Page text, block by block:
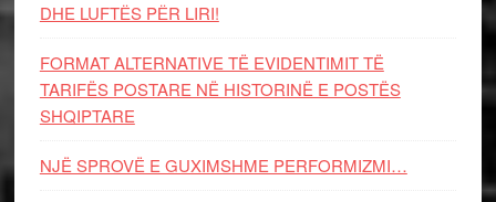
DHE LUFTЁS PЁR LIRI!
FORMAT ALTERNATIVE TË EVIDENTIMIT TË
TARIFËS POSTARE NË HISTORINË E POSTËS
SHQIPTARE
NJË SPROVË E GUXIMSHME PERFORMIZMI…